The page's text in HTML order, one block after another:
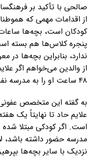
صالحی با تأکید بر
از اقدامات مهمی که
کودکان است، بچه‌ها
پنجره کلاس‌ها هم بسته
ندارد، بنابراین بچه‌ها
از والدین می‌خواهم اگر
۴۸ ساعت او را به مدرسه نفرستند.»
به گفته این متخصص
علایم حاد تا نهایتاً یک
است. اگر کودکی مبتلا
مدرسه حضور داشته باشد،
نزدیک با سایر بچه‌ها